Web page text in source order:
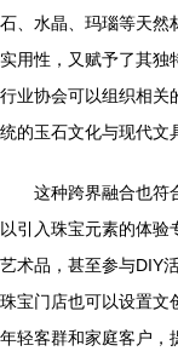
石、水晶、玛瑙等天然
实用性，又赋予了其独
行业协会可以组织相关
统的玉石文化与现代文
这种跨界融合也符
以引入珠宝元素的体验
艺术品，甚至参与DIY
珠宝门店也可以设置文
年轻客群和家庭客户，